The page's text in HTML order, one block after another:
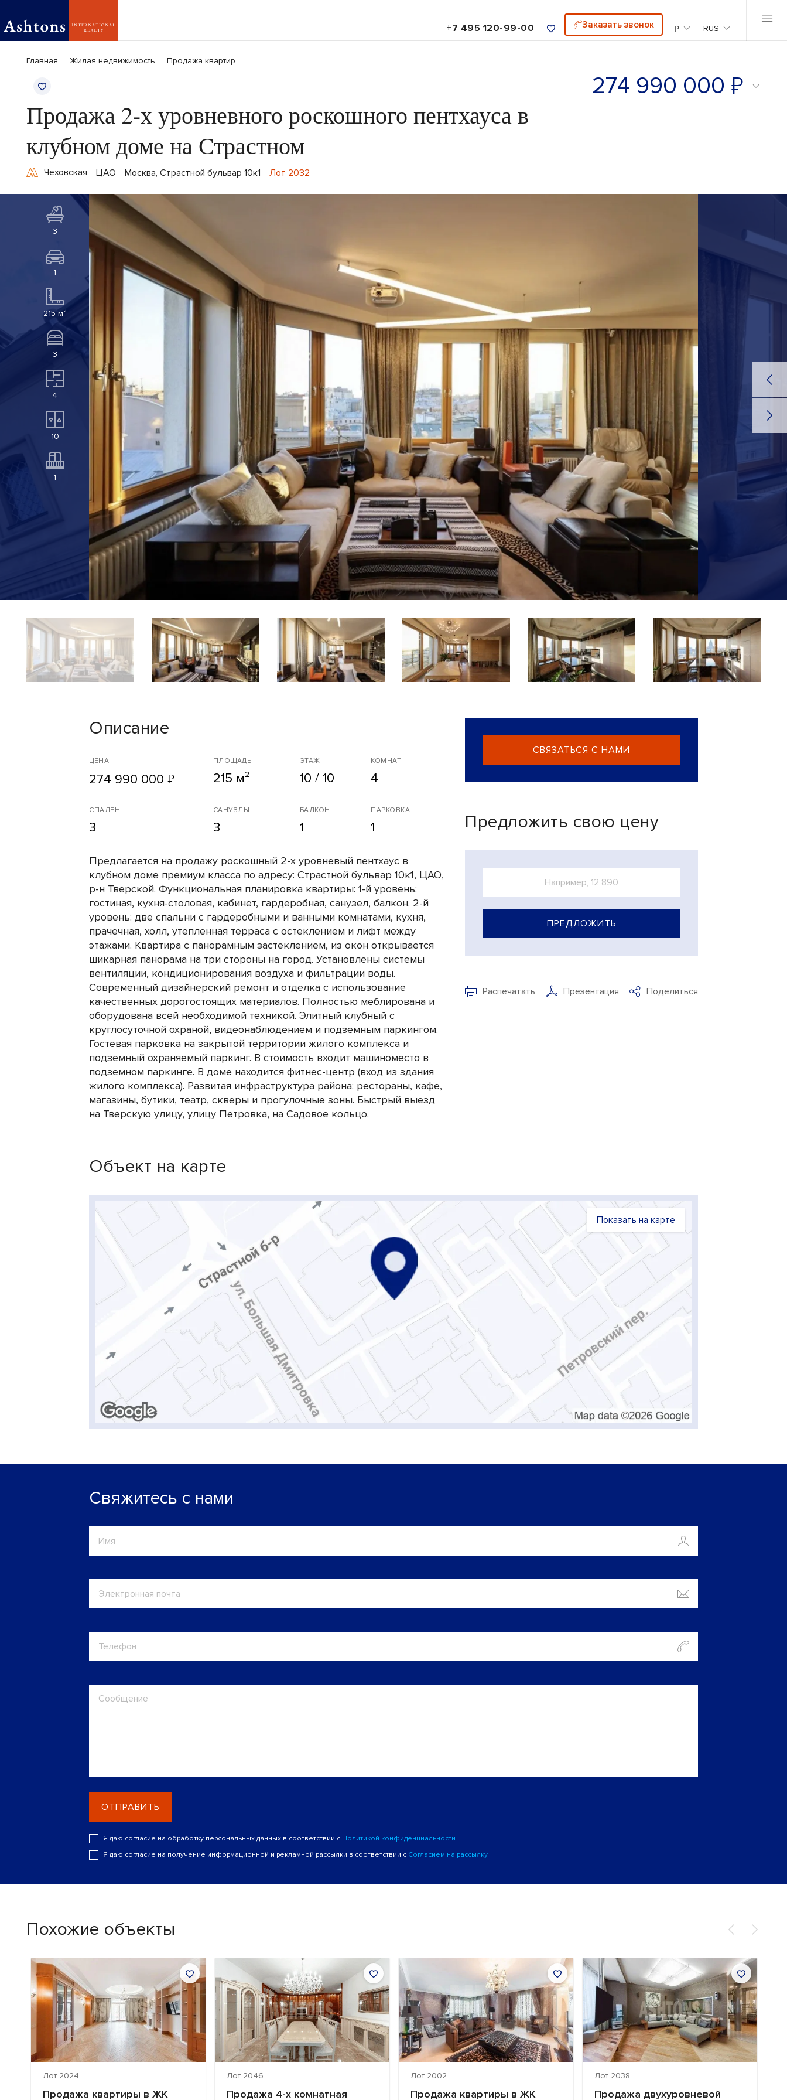
+7 495 120-99-00 Заказать звонок ₽ RUS
Главная Жилая недвижимость Продажа квартир
Продажа 2-х уровневного роскошного пентхауса в
клубном доме на Страстном
Чеховская ЦАО Москва, Страстной бульвар 10к1 Лот 2032
274 990 000 ₽
3
1
215 м²
3
4
10
1
Описание
ЦЕНА
274 990 000 ₽
ПЛОЩАДЬ
215 м²
ЭТАЖ
10 / 10
КОМНАТ
4
СПАЛЕН
3
САНУЗЛЫ
3
БАЛКОН
1
ПАРКОВКА
1
Предлагается на продажу роскошный 2-х уровневый пентхаус в
клубном доме премиум класса по адресу: Страстной бульвар 10к1, ЦАО,
р-н Тверской. Функциональная планировка квартиры: 1-й уровень:
гостиная, кухня-столовая, кабинет, гардеробная, санузел, балкон. 2-й
уровень: две спальни с гардеробными и ванными комнатами, кухня,
прачечная, холл, утепленная терраса с остеклением и лифт между
этажами. Квартира с панорамным застеклением, из окон открывается
шикарная панорама на три стороны на город. Установлены системы
вентиляции, кондиционирования воздуха и фильтрации воды.
Современный дизайнерский ремонт и отделка с использование
качественных дорогостоящих материалов. Полностью меблирована и
оборудована всей необходимой техникой. Элитный клубный с
круглосуточной охраной, видеонаблюдением и подземным паркингом.
Гостевая парковка на закрытой территории жилого комплекса и
подземный охраняемый паркинг. В стоимость входит машиноместо в
подземном паркинге. В доме находится фитнес-центр (вход из здания
жилого комплекса). Развитая инфраструктура района: рестораны, кафе,
магазины, бутики, театр, скверы и прогулочные зоны. Быстрый выезд
на Тверскую улицу, улицу Петровка, на Садовое кольцо.
СВЯЗАТЬСЯ С НАМИ
Предложить свою цену
ПРЕДЛОЖИТЬ
Распечатать Презентация Поделиться
Объект на карте
Показать на карте
Свяжитесь с нами
ОТПРАВИТЬ
Я даю согласие на обработку персональных данных в соответствии с Политикой конфиденциальности
Я даю согласие на получение информационной и рекламной рассылки в соответствии с Согласием на рассылку
Похожие объекты
Лот 2024
Продажа квартиры в ЖК
Лот 2046
Продажа 4-х комнатная
Лот 2002
Продажа квартиры в ЖК
Лот 2038
Продажа двухуровневой